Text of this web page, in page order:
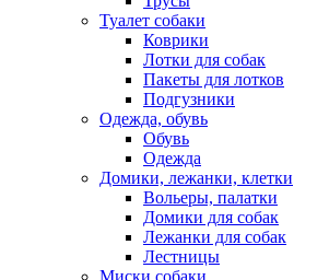
Туалет собаки
Коврики
Лотки для собак
Пакеты для лотков
Подгузники
Одежда, обувь
Обувь
Одежда
Домики, лежанки, клетки
Вольеры, палатки
Домики для собак
Лежанки для собак
Лестницы
Миски собаки